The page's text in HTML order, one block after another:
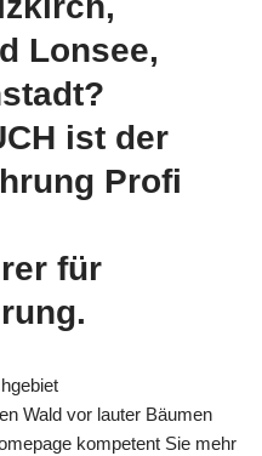
Lonsee,
ist der
Profi
für
Wald vor lauter Bäumen
kompetent Sie mehr